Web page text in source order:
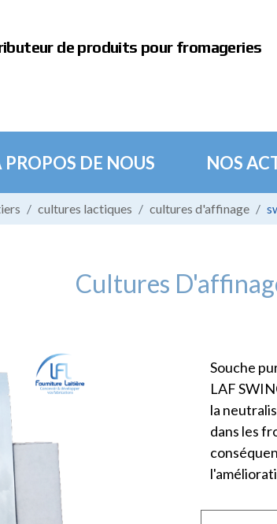
de produits pour fromageries
PROPOS DE NOUS NOS
cultures lactiques cultures d'affinage
Cultures
Souche
LAF
la
dans les